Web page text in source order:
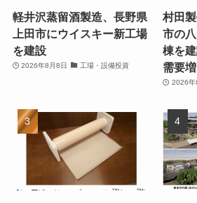
軽井沢蒸留酒製造、長野県
上田市にウイスキー新工場
を建設
2026年8月8日 工場・設備投資
村田
市の
棟を
需要
2026年